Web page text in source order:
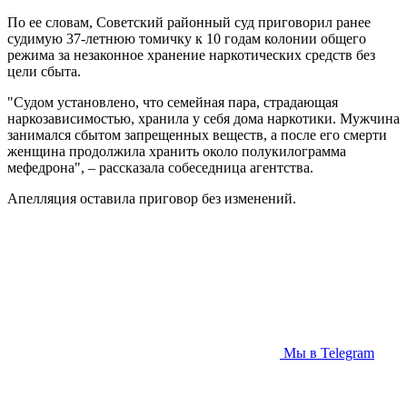
По ее словам, Советский районный суд приговорил ранее
судимую 37-летнюю томичку к 10 годам колонии общего
режима за незаконное хранение наркотических средств без
цели сбыта.
"Судом установлено, что семейная пара, страдающая
наркозависимостью, хранила у себя дома наркотики. Мужчина
занимался сбытом запрещенных веществ, а после его смерти
женщина продолжила хранить около полукилограмма
мефедрона", – рассказала собеседница агентства.
Апелляция оставила приговор без изменений.
Мы в Telegram